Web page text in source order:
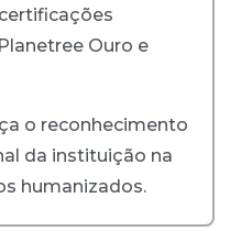
Ouro e
o reconhecimento
da instituição na
humanizados.